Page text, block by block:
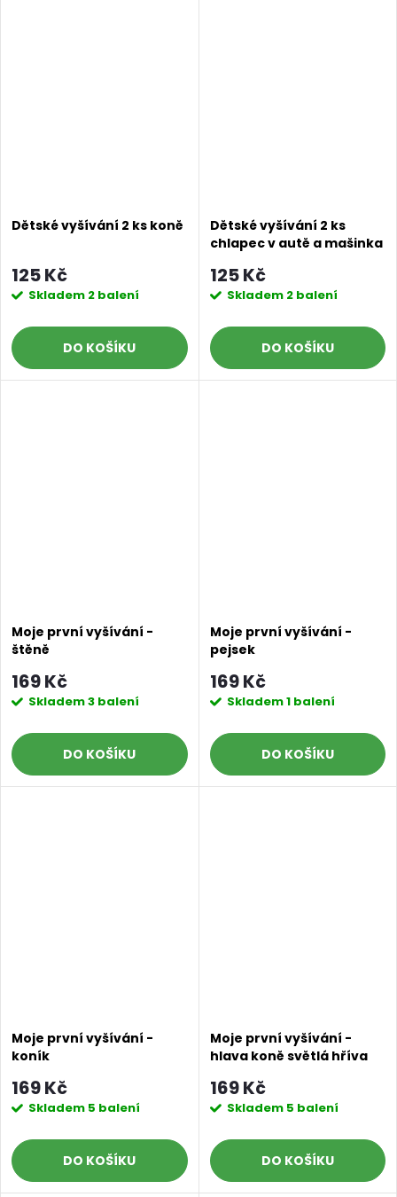
Dětské vyšívání 2 ks koně
125 Kč
Skladem 2 balení
DO KOŠÍKU
Dětské vyšívání 2 ks
chlapec v autě a mašinka
125 Kč
Skladem 2 balení
DO KOŠÍKU
Moje první vyšívání -
štěně
169 Kč
Skladem3 balení
DO KOŠÍKU
Moje první vyšívání -
pejsek
169 Kč
Skladem1 balení
DO KOŠÍKU
Moje první vyšívání -
koník
169 Kč
Skladem 5 balení
DO KOŠÍKU
Moje první vyšívání -
hlava koně světlá hříva
169 Kč
Skladem 5 balení
DO KOŠÍKU